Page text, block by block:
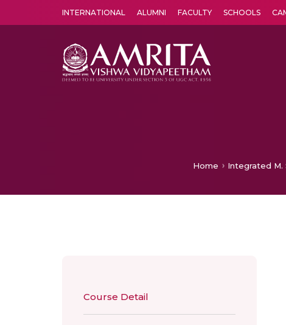
INTERNATIONAL ALUMNI FACULTY SCHOOLS
Home Integrated M.
Course Detail